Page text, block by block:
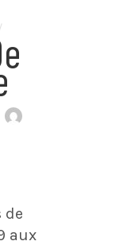
EN
DESSINÉE
/
de
aux